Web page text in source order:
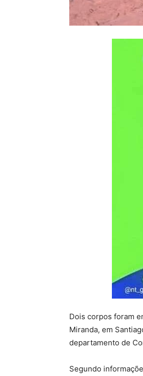
Dois corpos foram
Miranda, em
departamento de
Segundo